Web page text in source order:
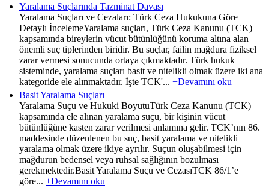
Yaralama Suçlarında Tazminat Davası
Yaralama Suçları ve Cezaları: Türk Ceza Hukukuna Göre
Detaylı İncelemeYaralama suçları, Türk Ceza Kanunu (TCK)
kapsamında bireylerin vücut bütünlüğünü koruma altına alan
önemli suç tiplerinden biridir. Bu suçlar, failin mağdura fiziksel
zarar vermesi sonucunda ortaya çıkmaktadır. Türk hukuk
sisteminde, yaralama suçları basit ve nitelikli olmak üzere iki ana
kategoride ele alınmaktadır. İşte TCK'... +Devamını oku
Basit Yaralama Suçları
Yaralama Suçu ve Hukuki BoyutuTürk Ceza Kanunu (TCK)
kapsamında ele alınan yaralama suçu, bir kişinin vücut
bütünlüğüne kasten zarar verilmesi anlamına gelir. TCK’nın 86.
maddesinde düzenlenen bu suç, basit yaralama ve nitelikli
yaralama olmak üzere ikiye ayrılır. Suçun oluşabilmesi için
mağdurun bedensel veya ruhsal sağlığının bozulması
gerekmektedir.Basit Yaralama Suçu ve CezasıTCK 86/1’e
göre... +Devamını oku